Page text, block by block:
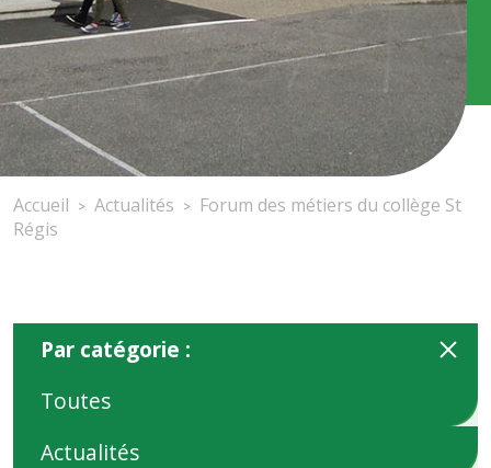
Accueil > Actualités > Forum des métiers du collège St
Régis
Par catégorie :
Toutes
Actualités